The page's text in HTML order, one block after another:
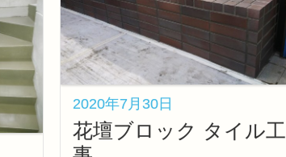
2020年7月30日
花壇ブロック タイル工